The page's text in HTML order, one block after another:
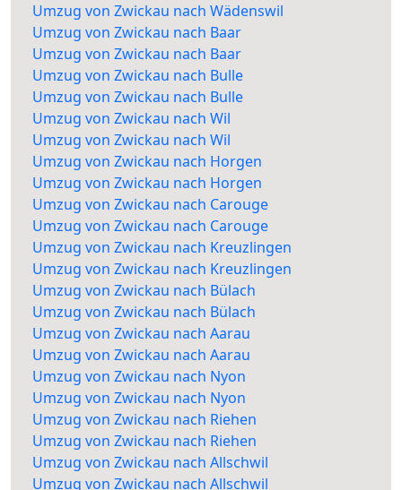
Umzug von Zwickau nach Wädenswil
Umzug von Zwickau nach Baar
Umzug von Zwickau nach Baar
Umzug von Zwickau nach Bulle
Umzug von Zwickau nach Bulle
Umzug von Zwickau nach Wil
Umzug von Zwickau nach Wil
Umzug von Zwickau nach Horgen
Umzug von Zwickau nach Horgen
Umzug von Zwickau nach Carouge
Umzug von Zwickau nach Carouge
Umzug von Zwickau nach Kreuzlingen
Umzug von Zwickau nach Kreuzlingen
Umzug von Zwickau nach Bülach
Umzug von Zwickau nach Bülach
Umzug von Zwickau nach Aarau
Umzug von Zwickau nach Aarau
Umzug von Zwickau nach Nyon
Umzug von Zwickau nach Nyon
Umzug von Zwickau nach Riehen
Umzug von Zwickau nach Riehen
Umzug von Zwickau nach Allschwil
Umzug von Zwickau nach Allschwil